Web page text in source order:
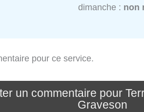
dimanche : non
pour ce service.
un commentaire pour
Graveson